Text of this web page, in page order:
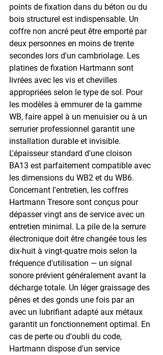
points de fixation dans du béton ou du
bois structurel est indispensable. Un
coffre non ancré peut être emporté par
deux personnes en moins de trente
secondes lors d'un cambriolage. Les
platines de fixation Hartmann sont
livrées avec les vis et chevilles
appropriées selon le type de sol. Pour
les modèles à emmurer de la gamme
WB, faire appel à un menuisier ou à un
serrurier professionnel garantit une
installation durable et invisible.
L'épaisseur standard d'une cloison
BA13 est parfaitement compatible avec
les dimensions du WB2 et du WB6.
Concernant l'entretien, les coffres
Hartmann Tresore sont conçus pour
dépasser vingt ans de service avec un
entretien minimal. La pile de la serrure
électronique doit être changée tous les
dix-huit à vingt-quatre mois selon la
fréquence d'utilisation — un signal
sonore prévient généralement avant la
décharge totale. Un léger graissage des
pênes et des gonds une fois par an
avec un lubrifiant adapté aux métaux
garantit un fonctionnement optimal. En
cas de perte ou d'oubli du code,
Hartmann dispose d'un service